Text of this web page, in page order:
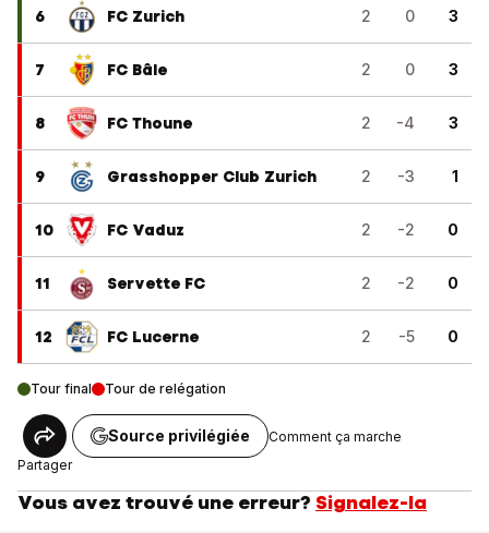
6 FC Zurich 2 0 3
7 FC Bâle 2 0 3
8 FC Thoune 2 -4 3
9 Grasshopper Club Zurich 2 -3 1
10 FC Vaduz 2 -2 0
11 Servette FC 2 -2 0
12 FC Lucerne 2 -5 0
Tour final Tour de relégation
Partager
Source privilégiée Comment ça marche
Vous avez trouvé une erreur? Signalez-la